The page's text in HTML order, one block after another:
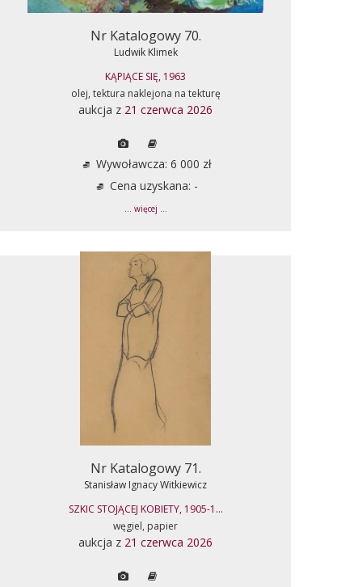
Nr Katalogowy 70.
Ludwik Klimek
KĄPIĄCE SIĘ, 1963
olej, tektura naklejona na tekturę
aukcja z 21 czerwca 2026
Wywoławcza: 6 000 zł
Cena uzyskana: -
... więcej ...
Nr Katalogowy 71.
Stanisław Ignacy Witkiewicz
SZKIC STOJĄCEJ KOBIETY, 1905-1...
węgiel, papier
aukcja z 21 czerwca 2026